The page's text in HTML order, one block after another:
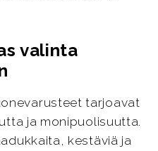
valinta
tarjoavat
ja monipuolisuutta.
kestäviä ja